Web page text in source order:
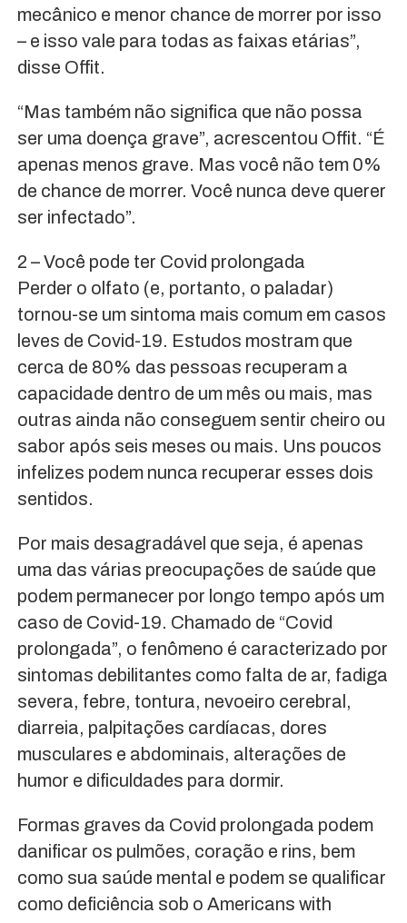
mecânico e menor chance de morrer por isso
– e isso vale para todas as faixas etárias”,
disse Offit.
“Mas também não significa que não possa
ser uma doença grave”, acrescentou Offit. “É
apenas menos grave. Mas você não tem 0%
de chance de morrer. Você nunca deve querer
ser infectado”.
2 – Você pode ter Covid prolongada
Perder o olfato (e, portanto, o paladar)
tornou-se um sintoma mais comum em casos
leves de Covid-19. Estudos mostram que
cerca de 80% das pessoas recuperam a
capacidade dentro de um mês ou mais, mas
outras ainda não conseguem sentir cheiro ou
sabor após seis meses ou mais. Uns poucos
infelizes podem nunca recuperar esses dois
sentidos.
Por mais desagradável que seja, é apenas
uma das várias preocupações de saúde que
podem permanecer por longo tempo após um
caso de Covid-19. Chamado de “Covid
prolongada”, o fenômeno é caracterizado por
sintomas debilitantes como falta de ar, fadiga
severa, febre, tontura, nevoeiro cerebral,
diarreia, palpitações cardíacas, dores
musculares e abdominais, alterações de
humor e dificuldades para dormir.
Formas graves da Covid prolongada podem
danificar os pulmões, coração e rins, bem
como sua saúde mental e podem se qualificar
como deficiência sob o Americans with